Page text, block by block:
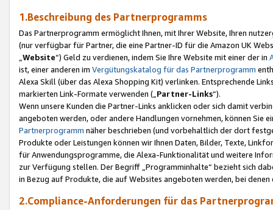
1.Beschreibung des Partnerprogramms
Das Partnerprogramm ermöglicht Ihnen, mit Ihrer Website, Ihren
(nur verfügbar für Partner, die eine Partner-ID für die Amazon UK
Website“) Geld zu verdienen, indem Sie Ihre Website mit einer der in
ist, einer anderen im Vergütungskatalog für das Partnerprogramm
Alexa Skill (über das Alexa Shopping Kit) verlinken. Entsprechende
markierten Link-Formate verwenden („ Partner-Links“).
Wenn unsere Kunden die Partner-Links anklicken oder sich damit
angeboten werden, oder andere Handlungen vornehmen, können Sie
Partnerprogramm näher beschrieben (und vorbehaltlich der dort
Produkte oder Leistungen können wir Ihnen Daten, Bilder, Texte,
für Anwendungsprogramme, die Alexa-Funktionalität und weitere
zur Verfügung stellen. Der Begriff „Programminhalte“ bezieht sich
in Bezug auf Produkte, die auf Websites angeboten werden, bei
2.Compliance-Anforderungen für das